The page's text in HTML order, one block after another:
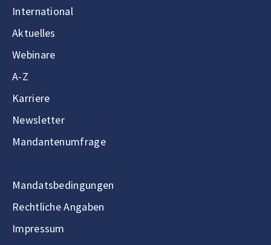
International
Aktuelles
Webinare
A-Z
Karriere
Newsletter
Mandantenumfrage
Mandatsbedingungen
Rechtliche Angaben
Impressum